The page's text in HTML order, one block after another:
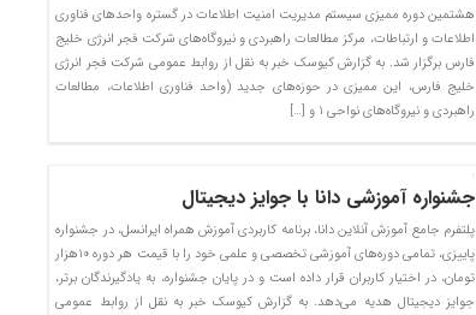
هشتمین دوره ممیزی سیستم مدیریت امنیت اطلاعات در گستره واحدهای فناوری
اطلاعات و ارتباطات، مرکز مطالعات راهبردی و نیروگاه‌های شرکت فجر انرژی خلیج
فارس برگزار شد. به گزارش کیوسک خبر به نقل از روابط عمومی شرکت فجر انرژی
خلیج فارس، این ممیزی در حوزه‌های جدید (واحد فناوری اطلاعات، مطالعات
راهبردی و نیروگاه‌های نواحی ۱ و […]
جشنواره آموزشی دانا با جوایز دیجیتال
پلتفرم جامع آموزش آنلاین دانا، برنامه کاربردی آموزش همراه ایرانسل، در جشنواره
پاییزی، تمامی دوره‌های آموزشی تخصصی و علمی خود را با قیمت هر دوره ۱۰هزار
تومان، در اختیار کاربران قرار داده است و در پایان جشنواره، به یادگیرندگان برتر،
جوایز دیجیتال هدیه می‌دهد. به گزارش کیوسک خبر به نقل از روابط‌ عمومی